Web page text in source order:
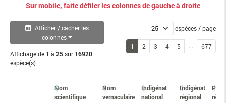
Sur mobile, faite défiler les colonnes de gauche à droite
Afficher / cacher les
colonnes
Affichage de 1 à 25sur 16920
espèce(s)
espèces / page
1 2 3 4 5 ... 677
Nom
scientifique
Nom
vernaculaire
Indigénat
national
Indigénat
régional